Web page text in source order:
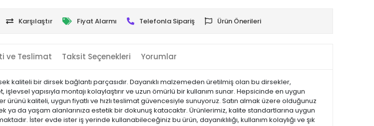
Karşılaştır Fiyat Alarmı Telefonla Sipariş Ürün Önerileri
ve Teslimat Taksit Seçenekleri Yorumlar
kaliteli bir dirsek bağlantı parçasıdır. Dayanıklı malzemeden üretilmiş olan bu dirsekler,
yapısıyla montajı kolaylaştırır ve uzun ömürlü bir kullanım sunar. Hepsicinde en uygun
kaliteli, uygun fiyatlı ve hızlı teslimat güvencesiyle sunuyoruz. Satın almak üzere olduğunuz
ya da yaşam alanlarınıza estetik bir dokunuş katacaktır. Ürünlerimiz, kalite standartlarına uygun
İster evde ister iş yerinde kullanabileceğiniz bu ürün, dayanıklılığı, kullanım kolaylığı ve şık